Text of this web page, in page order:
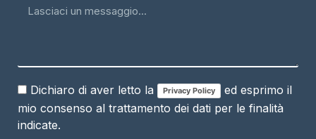
Dichiaro di aver letto la Privacy Policy
ed esprimo il
mio consenso al trattamento dei dati per le finalità
indicate.